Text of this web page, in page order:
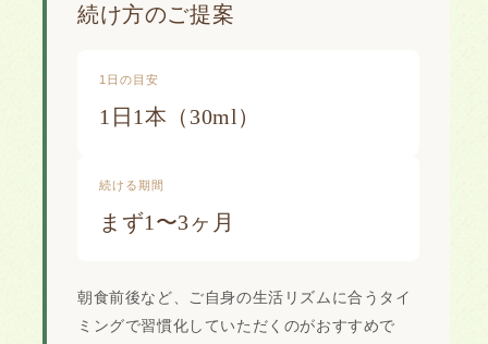
続け方のご提案
1日の目安
1日1本（30ml）
続ける期間
まず1〜3ヶ月
朝食前後など、ご自身の生活リズムに合うタイ
ミングで習慣化していただくのがおすすめで